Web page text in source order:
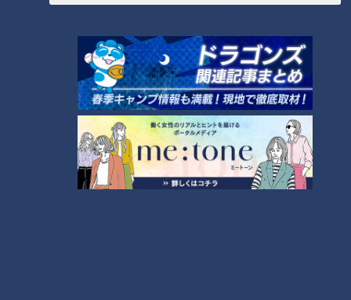
「チョコレートトリュフ」の作
り方【キユーピー３分クッキン
「チキンケバブ」の作り方【キ
ユーピー３分クッキング】